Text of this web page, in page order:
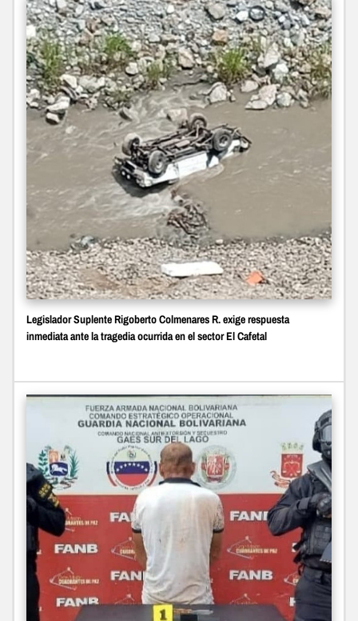
Legislador Suplente Rigoberto Colmenares R. exige respuesta
inmediata ante la tragedia ocurrida en el sector El Cafetal